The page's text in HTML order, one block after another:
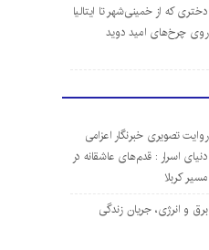
دختری که از خمینی‌شهر تا ایتالیا
روی چرخ‌های امید دوید
روایت تصویری خبرنگار اعزامی
دنیای اسرار : قدم‌های عاشقانه در
مسیر کربلا
برق و انرژی، جریان زندگی